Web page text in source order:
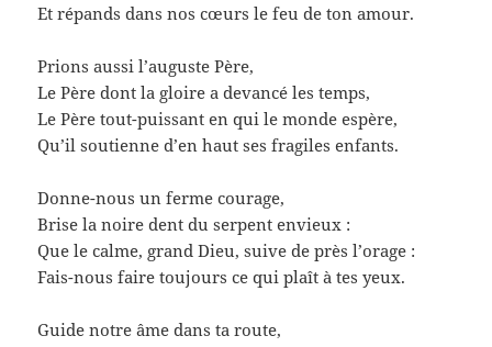
Et répands dans nos cœurs le feu de ton amour.
Prions aussi l’auguste Père,
Le Père dont la gloire a devancé les temps,
Le Père tout-puissant en qui le monde espère,
Qu’il soutienne d’en haut ses fragiles enfants.
Donne-nous un ferme courage,
Brise la noire dent du serpent envieux :
Que le calme, grand Dieu, suive de près l’orage :
Fais-nous faire toujours ce qui plaît à tes yeux.
Guide notre âme dans ta route,